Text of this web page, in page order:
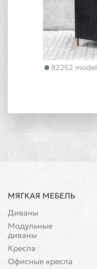
82252 model
МЯГКАЯ МЕБЕЛЬ
Диваны
Модульные
диваны
Кресла
Офисные кресла